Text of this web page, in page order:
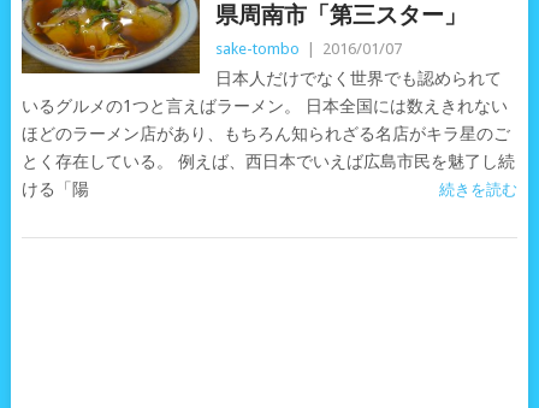
県周南市「第三スター」
sake-tombo 2016/01/07
日本人だけでなく世界でも認められて
いるグルメの1つと言えばラーメン。 日本全国には数えきれない
ほどのラーメン店があり、もちろん知られざる名店がキラ星のご
とく存在している。 例えば、西日本でいえば広島市民を魅了し続
ける「陽
続きを読む